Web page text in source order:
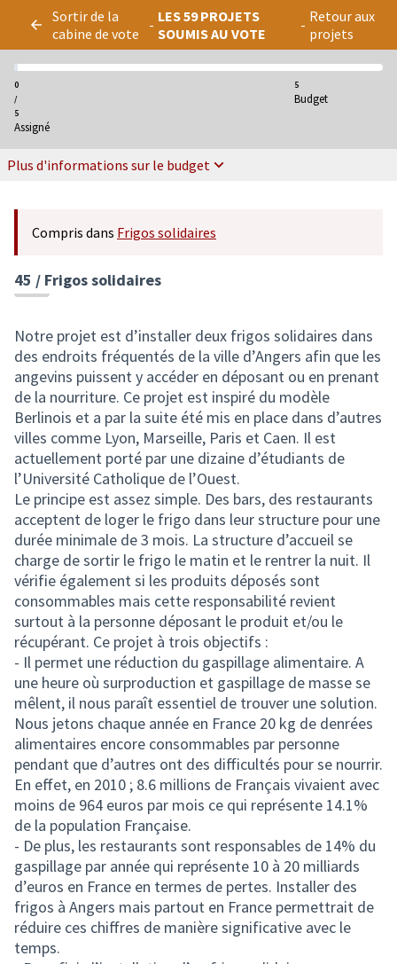
Sortir de la
cabine de vote
- LES 59 PROJETS
SOUMIS AU VOTE
- Retour aux
projets
0
/
5
Assigné
5
Budget
Plus d'informations sur le budget
Compris dans Frigos solidaires
45 / Frigos solidaires
Notre projet est d’installer deux frigos solidaires dans
des endroits fréquentés de la ville d’Angers afin que les
angevins puissent y accéder en déposant ou en prenant
de la nourriture. Ce projet est inspiré du modèle
Berlinois et a par la suite été mis en place dans d’autres
villes comme Lyon, Marseille, Paris et Caen. Il est
actuellement porté par une dizaine d’étudiants de
l’Université Catholique de l’Ouest.
Le principe est assez simple. Des bars, des restaurants
acceptent de loger le frigo dans leur structure pour une
durée minimale de 3 mois. La structure d’accueil se
charge de sortir le frigo le matin et le rentrer la nuit. Il
vérifie également si les produits déposés sont
consommables mais cette responsabilité revient
surtout à la personne déposant le produit et/ou le
récupérant. Ce projet à trois objectifs :
- Il permet une réduction du gaspillage alimentaire. A
une heure où surproduction et gaspillage de masse se
mêlent, il nous paraît essentiel de trouver une solution.
Nous jetons chaque année en France 20 kg de denrées
alimentaires encore consommables par personne
pendant que d’autres ont des difficultés pour se nourrir.
En effet, en 2010 ; 8.6 millions de Français vivaient avec
moins de 964 euros par mois ce qui représente 14.1%
de la population Française.
- De plus, les restaurants sont responsables de 14% du
gaspillage par année qui représente 10 à 20 milliards
d’euros en France en termes de pertes. Installer des
frigos à Angers mais partout en France permettrait de
réduire ces chiffres de manière significative avec le
temps.
Panneau de gestion des cookies